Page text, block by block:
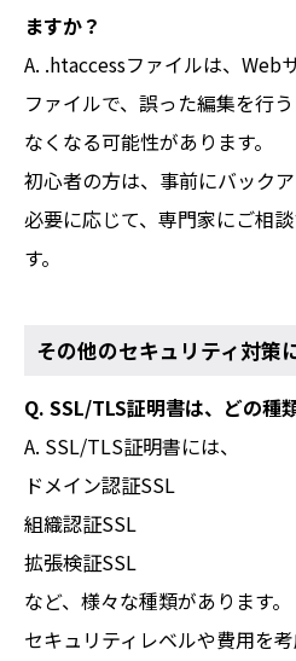
ますか？
A. .htaccessファイルは、Web
ファイルで、誤った編集を行
なくなる可能性があります。
初心者の方は、事前にバック
必要に応じて、専門家にご相
す。
その他のセキュリティ対策
Q. SSL/TLS証明書は、どの種
A. SSL/TLS証明書には、
ドメイン認証SSL
組織認証SSL
拡張検証SSL
など、様々な種類があります。
セキュリティレベルや費用を